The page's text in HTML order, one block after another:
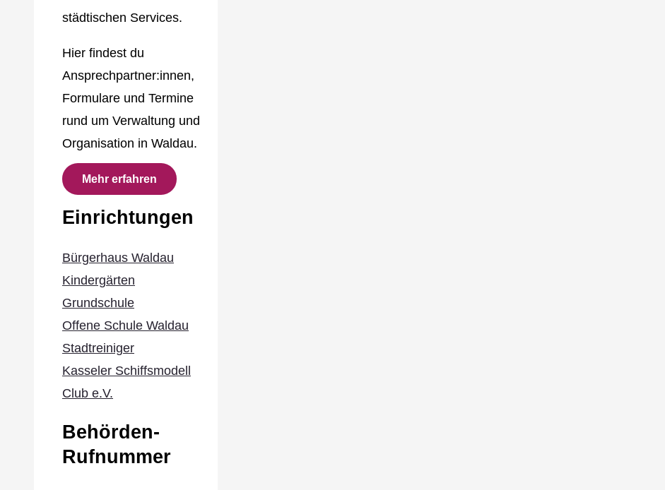
städtischen Services.
Hier findest du
Ansprechpartner:innen,
Formulare und Termine
rund um Verwaltung und
Organisation in Waldau.
Mehr erfahren
Einrichtungen
Bürgerhaus Waldau
Kindergärten
Grundschule
Offene Schule Waldau
Stadtreiniger
Kasseler Schiffsmodell
Club e.V.
Behörden-
Rufnummer